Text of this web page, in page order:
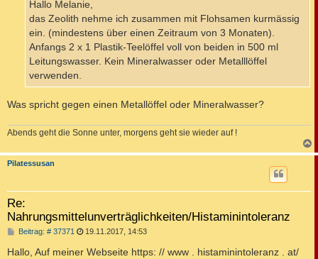
a
Hallo Melanie,
das Zeolith nehme ich zusammen mit Flohsamen kurmässig
ein. (mindestens über einen Zeitraum von 3 Monaten).
Anfangs 2 x 1 Plastik-Teelöffel voll von beiden in 500 ml
Leitungswasser. Kein Mineralwasser oder Metalllöffel
verwenden.
Was spricht gegen einen Metallöffel oder Mineralwasser?
Abends geht die Sonne unter, morgens geht sie wieder auf !
a
Pilatessusan
Re:
Nahrungsmittelunverträglichkeiten/Histaminintoleranz
Beitrag: # 37371 B
i
19.11.2017, 14:53
Hallo, Auf meiner Webseite https: // www . histaminintoleranz . at/